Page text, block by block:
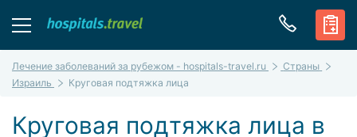
Лечение заболеваний за рубежом - hospitals-travel.ru
Страны
Израиль
Круговая подтяжка лица
Круговая подтяжка лица в